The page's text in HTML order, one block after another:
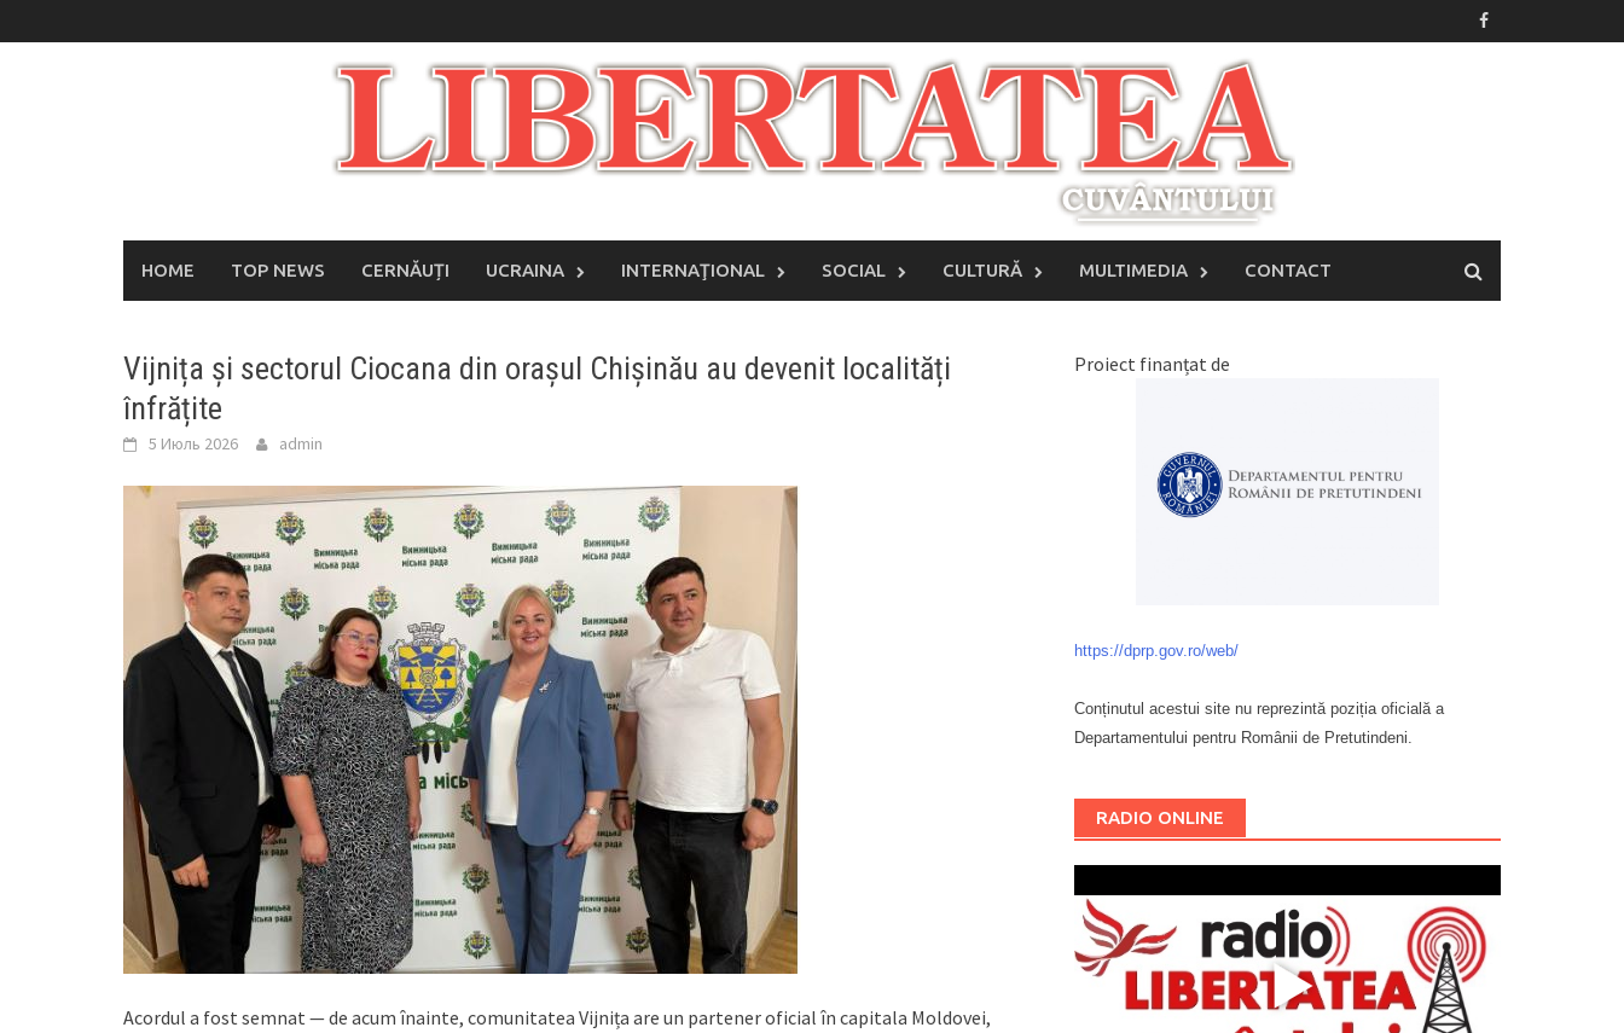
to
HOME TOP NEWS CERNĂUȚI UCRAINA INTERNAŢIONAL SOCIAL CULTURĂ MULTIMEDIA CONTACT
Vijnița și sectorul Ciocana din orașul Chișinău au devenit localități
înfrățite
5 Июль 2026 admin
Acordul a fost semnat — de acum înainte, comunitatea Vijnița are un partener oficial în capitala Moldovei,
Proiect finanțat de
https://dprp.gov.ro/web/
Conținutul acestui site nu reprezintă poziția oficială a
Departamentului pentru Românii de Pretutindeni.
RADIO ONLINE